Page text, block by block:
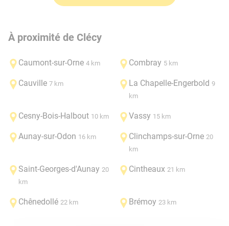
À proximité de Clécy
Caumont-sur-Orne 4 km Combray 5 km
Cauville 7 km La Chapelle-Engerbold 9
km
Cesny-Bois-Halbout 10 km Vassy 15 km
Aunay-sur-Odon 16 km Clinchamps-sur-Orne 20
km
Saint-Georges-d'Aunay 20
km
Cintheaux 21 km
Chênedollé 22 km Brémoy 23 km